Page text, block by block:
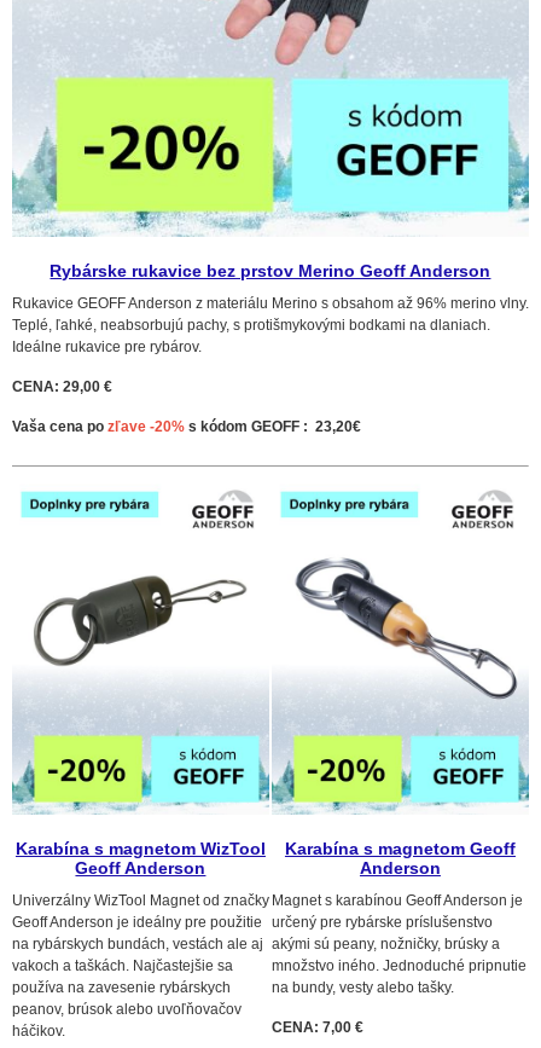
Rybárske rukavice bez prstov Merino Geoff Anderson
Rukavice GEOFF Anderson z materiálu Merino s obsahom až 96% merino vlny.
Teplé, ľahké, neabsorbujú pachy, s protišmykovými bodkami na dlaniach.
Ideálne rukavice pre rybárov.
CENA: 29,00 €
Vaša cena pozľave -20%s kódom GEOFF : 23,20€
Karabína s magnetom WizTool
Geoff Anderson
Univerzálny WizTool Magnet od značky
Geoff Anderson je ideálny pre použitie
na rybárskych bundách, vestách ale aj
vakoch a taškách. Najčastejšie sa
používa na zavesenie rybárskych
peanov, brúsok alebo uvoľňovačov
háčikov.
Karabína s magnetom Geoff
Anderson
Magnet s karabínou Geoff Anderson je
určený pre rybárske príslušenstvo
akými sú peany, nožničky, brúsky a
množstvo iného. Jednoduché pripnutie
na bundy, vesty alebo tašky.
CENA: 7,00 €